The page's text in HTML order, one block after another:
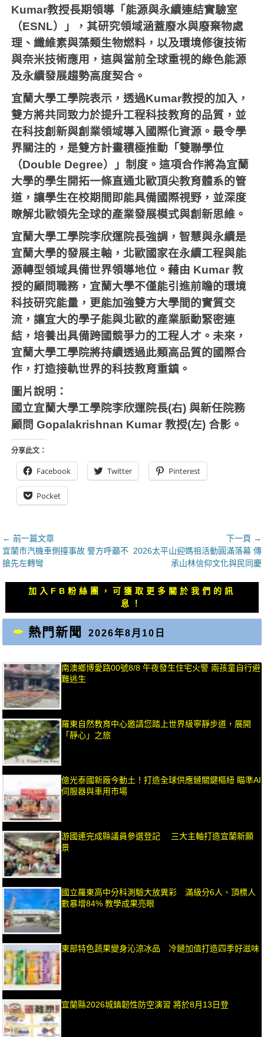
Kumar教授長期領導「能源與永續連結實驗室
（ESNL）」，其研究領域涵蓋廢水與廢棄物處
理、纖維素與藻類生物燃料，以及環境修復技術
與奈米技術應用，這與當前全球重視的綠色能源
及永續發展趨勢高度契合。
宜蘭大學工學院表示，透過Kumar教授的加入，
雙方將共同致力於提升工程科技教育的品質，並
在科技創新與創業領域導入國際化資源。最令學
界關注的，是雙方計畫積極推動「雙聯學位
（Double Degree）」制度。這項合作將為宜蘭
大學的學生開拓一條直通北歐頂尖教育體系的管
道，讓學生在校期間即能具備國際視野，並深度
瞭解北歐領先全球的產業發展模式與創新思維。
宜蘭大學工學院李欣運院長強調，智慧與永續是
宜蘭大學的發展主軸，北歐國家在永續工程與能
源轉型領域具備世界領導地位。藉由 Kumar教
授的顧問職務，宜蘭大學不僅能引進前瞻的環境
科技研究能量，更能加強雙方大學間的實質交
流，讓宜大的學子能與北歐的產業脈動緊密連
結，培養出具備跨國競爭力的工程人才。未來，
宜蘭大學工學院將持續透過此類高品質的國際合
作，打造接軌世界的科技教育重鎮。
圖片說明：
國立宜蘭大學工學院李欣運院長(右) 與新任院務
顧問 Gopalakrishnan Kumar 教授(左) 合影。
分享此文：
Facebook Twitter Pinterest
Pocket
文
章
導
覽
← 前一篇文章
上
一
宜蘭市汽機車側撞事故 警方呼籲不
搶先左轉彎
下一頁 →
下
文
章：
2026太平山迎媽祖活動圓滿落幕 傳
承山林信仰文化與民同慶
加入FB粉絲團，可獲取更多關於我們的訊
息！
熱門新聞 2026年8月10日
南澳鄉博愛路00號8/8 午夜發生住宅火警 兩孩童自行避
難逃生
羅東自然教育中心邀請您踏上世界級寧靜步道，展開
「靜心」之旅
億光泰國新廠今動土！打造全球供應鏈關鍵樞紐 瞄準AI
伺服器與車用市場
游國連完成縣議員參選登記 三大主軸打造宜蘭新願
景
國立羅東高中分科測驗大放異彩 滿級分6人、頂標人
數暴增84% 教學成果亮眼
東部特色蔬果變身沁涼冰品 冷鏈加值打造四季好滋味
宜蘭縣2026城鎮韌性防空演習 將於8月13日登